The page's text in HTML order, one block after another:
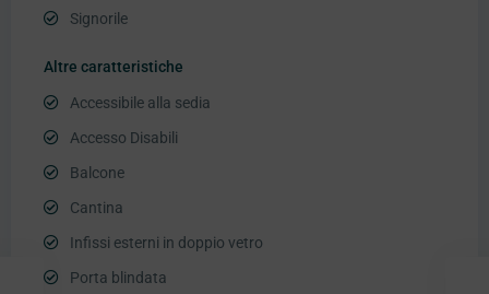
Signorile
Altre caratteristiche
Accessibile alla sedia
Accesso Disabili
Balcone
Cantina
Infissi esterni in doppio vetro
Porta blindata